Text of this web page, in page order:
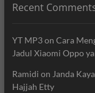
Recent
YT MP3on Cara
Jadul Xiaomi Oppo
Ramidi on Janda
Hajjah Etty